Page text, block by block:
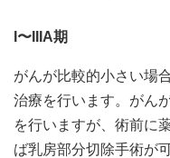
I〜IIIA期
がんが比較的小さい場
治療を行います。がん
を行いますが、術前に
ば乳房部分切除手術が